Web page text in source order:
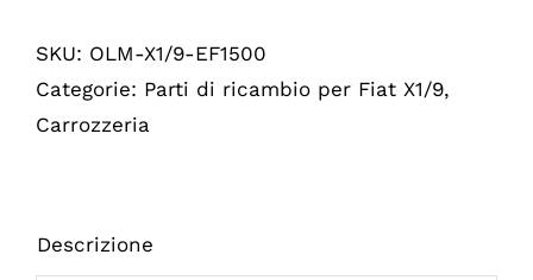
SKU: OLM-X1/9-EF1500
Categorie: Parti di ricambio per Fiat X1/9,
Carrozzeria
Descrizione